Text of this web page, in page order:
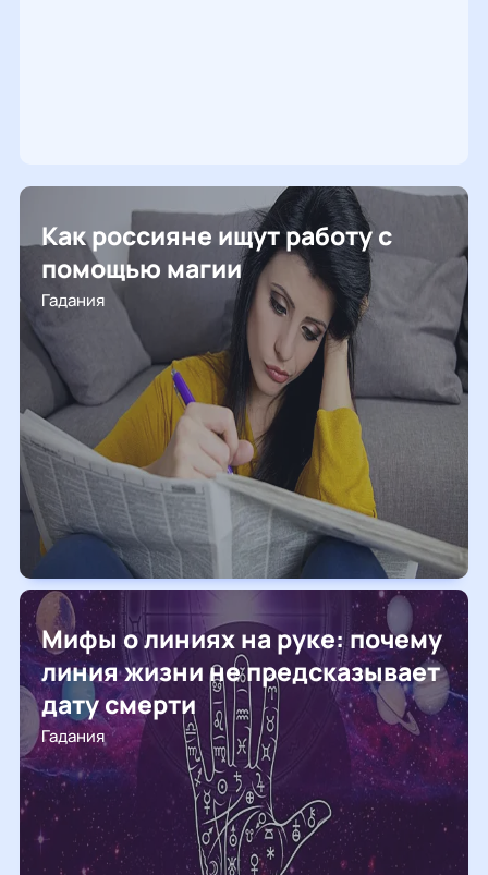
Как россияне ищут работу с
помощью магии
Гадания
Мифы о линиях на руке: почему
линия жизни не предсказывает
дату смерти
Гадания